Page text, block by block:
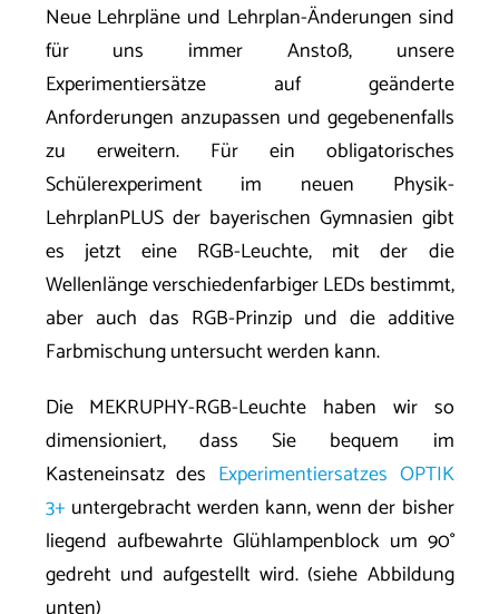
Neue Lehrpläne und Lehrplan-Änderungen sind
für uns immer Anstoß, unsere
Experimentiersätze auf geänderte
Anforderungen anzupassen und gegebenenfalls
zu erweitern. Für ein obligatorisches
Schülerexperiment im neuen Physik-
LehrplanPLUS der bayerischen Gymnasien gibt
es jetzt eine RGB-Leuchte, mit der die
Wellenlänge verschiedenfarbiger LEDs bestimmt,
aber auch das RGB-Prinzip und die additive
Farbmischung untersucht werden kann.
Die MEKRUPHY-RGB-Leuchte haben wir so
dimensioniert, dass Sie bequem im
Kasteneinsatz des Experimentiersatzes OPTIK
3+ untergebracht werden kann, wenn der bisher
liegend aufbewahrte Glühlampenblock um 90°
gedreht und aufgestellt wird. (siehe Abbildung